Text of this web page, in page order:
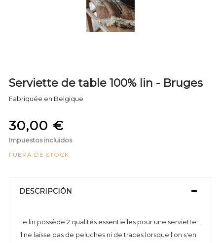
Serviette de table 100% lin - Bruges
Fabriquée en Belgique
30,00 €
Impuestos incluidos
FUERA DE STOCK
DESCRIPCIÓN
Le lin possède 2 qualités essentielles pour une serviette :
il ne laisse pas de peluches ni de traces lorsque l'on s'en